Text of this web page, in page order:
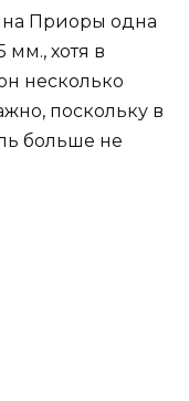
Приоры одна
мм., хотя в
несколько
поскольку в
больше не